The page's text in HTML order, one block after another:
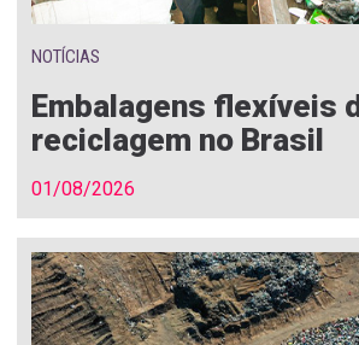
NOTÍCIAS
Embalagens flexíveis
reciclagem no Brasil
01/08/2026